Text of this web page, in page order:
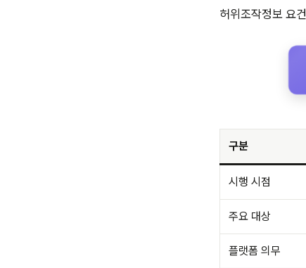
허위조작정보 요
구분
시행 시점
주요 대상
플랫폼 의무